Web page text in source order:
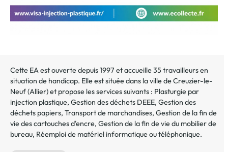
Cette EA est ouverte depuis 1997 et accueille 35 travailleurs en
situation de handicap. Elle est située dans la ville deCreuzier-le-
Neuf(Allier) et propose les services suivants : Plasturgie par
injection plastique, Gestion des déchets DEEE, Gestion des
déchets papiers, Transport de marchandises, Gestion de la fin de
vie des cartouches d'encre, Gestion de la fin de vie du mobilier de
bureau, Réemploi de matériel informatique ou téléphonique.